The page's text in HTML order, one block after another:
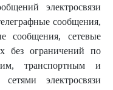
электросвязи
сообщения,
сообщения, сетевые
без ограничений по
транспортным и
электросвязи